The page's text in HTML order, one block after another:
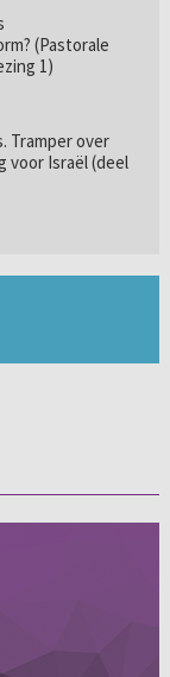
(Pastorale
1)
Tramper over
voor Israël (deel